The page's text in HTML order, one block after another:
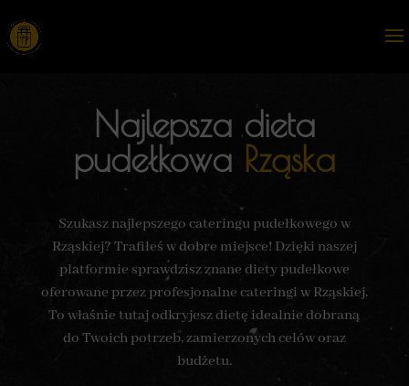
Najlepsza dieta
pudełkowa Rząska
Szukasz najlepszego cateringu pudełkowego w
Rząskiej? Trafiłeś w dobre miejsce! Dzięki naszej
platformie sprawdzisz znane diety pudełkowe
oferowane przez profesjonalne cateringi w Rząskiej.
To właśnie tutaj odkryjesz dietę idealnie dobraną
do Twoich potrzeb, zamierzonych celów oraz
budżetu.